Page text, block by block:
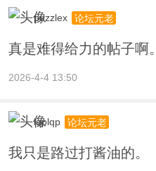
puzzlex 论坛元老
真是难得给力的帖子啊。
2026-4-4 13:50
lqplqp 论坛元老
我只是路过打酱油的。